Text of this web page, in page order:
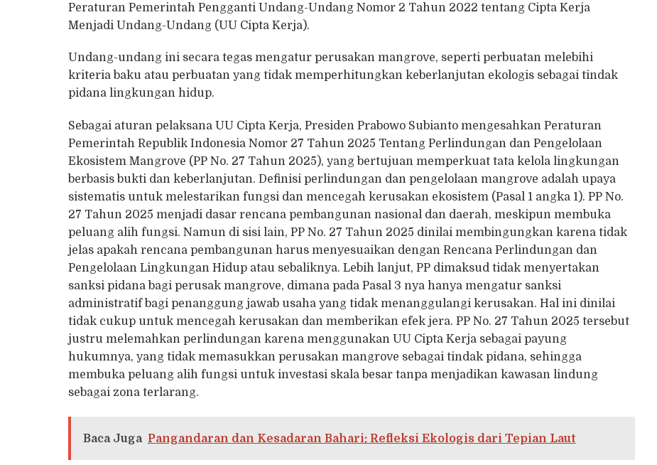
Peraturan Pemerintah Pengganti Undang-Undang Nomor 2 Tahun 2022 tentang Cipta Kerja
Menjadi Undang-Undang (UU Cipta Kerja).
Undang-undang ini secara tegas mengatur perusakan mangrove, seperti perbuatan melebihi
kriteria baku atau perbuatan yang tidak memperhitungkan keberlanjutan ekologis sebagai tindak
pidana lingkungan hidup.
Sebagai aturan pelaksana UU Cipta Kerja, Presiden Prabowo Subianto mengesahkan Peraturan
Pemerintah Republik Indonesia Nomor 27 Tahun 2025 Tentang Perlindungan dan Pengelolaan
Ekosistem Mangrove (PP No. 27 Tahun 2025), yang bertujuan memperkuat tata kelola lingkungan
berbasis bukti dan keberlanjutan. Definisi perlindungan dan pengelolaan mangrove adalah upaya
sistematis untuk melestarikan fungsi dan mencegah kerusakan ekosistem (Pasal 1 angka 1). PP No.
27 Tahun 2025 menjadi dasar rencana pembangunan nasional dan daerah, meskipun membuka
peluang alih fungsi. Namun di sisi lain, PP No. 27 Tahun 2025 dinilai membingungkan karena tidak
jelas apakah rencana pembangunan harus menyesuaikan dengan Rencana Perlindungan dan
Pengelolaan Lingkungan Hidup atau sebaliknya. Lebih lanjut, PP dimaksud tidak menyertakan
sanksi pidana bagi perusak mangrove, dimana pada Pasal 3 nya hanya mengatur sanksi
administratif bagi penanggung jawab usaha yang tidak menanggulangi kerusakan. Hal ini dinilai
tidak cukup untuk mencegah kerusakan dan memberikan efek jera. PP No. 27 Tahun 2025 tersebut
justru melemahkan perlindungan karena menggunakan UU Cipta Kerja sebagai payung
hukumnya, yang tidak memasukkan perusakan mangrove sebagai tindak pidana, sehingga
membuka peluang alih fungsi untuk investasi skala besar tanpa menjadikan kawasan lindung
sebagai zona terlarang.
Baca Juga Pangandaran dan Kesadaran Bahari: Refleksi Ekologis dari Tepian Laut